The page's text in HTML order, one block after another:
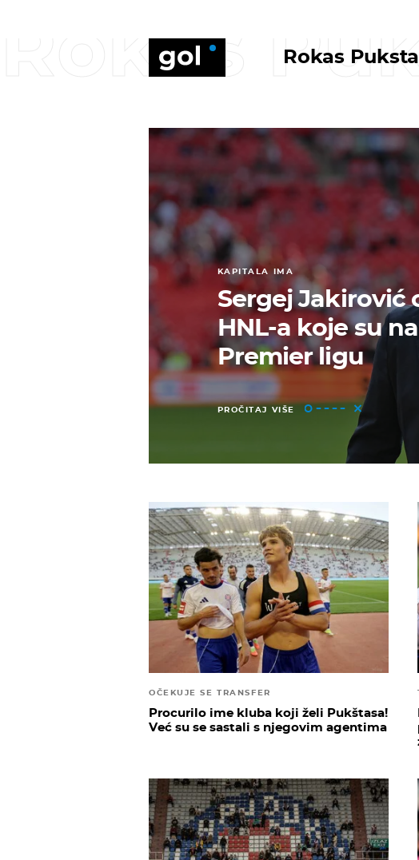
Rokas
Rokas
KAPITALA IMA
Sergej Jakirović
HNL-a koje su
Premier ligu
PROČITAJ VIŠE
OČEKUJE SE TRANSFER
Procurilo ime kluba koji želi Pukštasa!
Već su se sastali s njegovim agentima